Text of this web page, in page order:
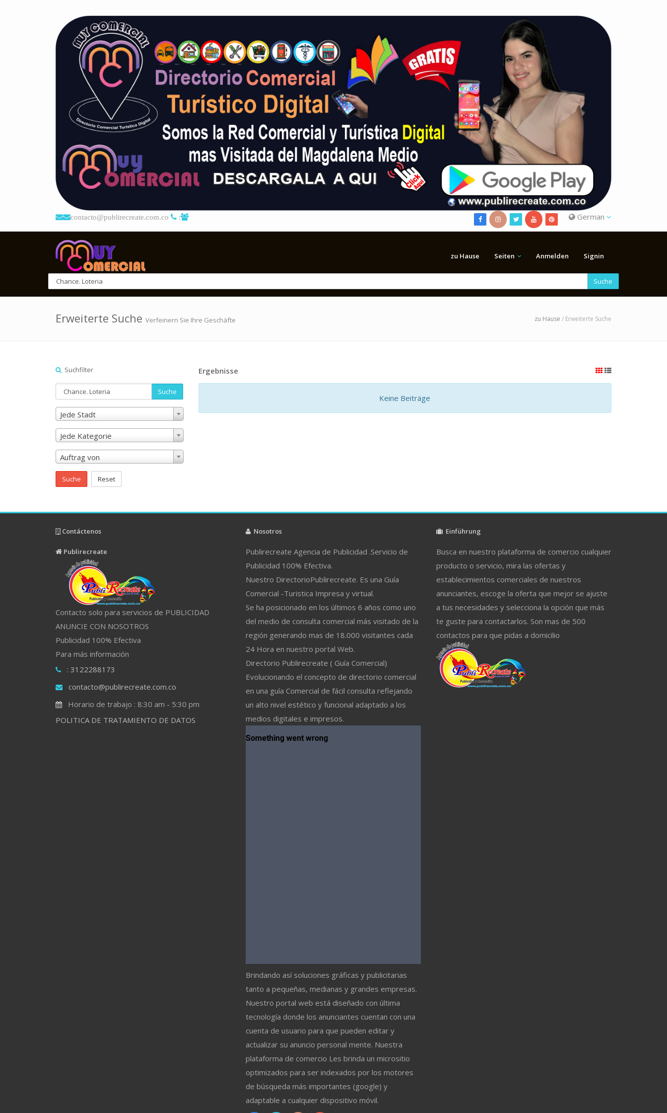
contacto@publirecreate.com.co : German
zu Hause Seiten Anmelden Signin
Suche
Erweiterte Suche Verfeinern Sie Ihre Geschäfte zu Hause / Erweiterte Suche
Suchfilter
Suche
Jede Stadt
Jede Kategorie
Auftrag von
Suche Reset
Ergebnisse
Keine Beiträge
Contáctenos
Publirecreate
Contacto solo para servicios de PUBLICIDAD
ANUNCIE CON NOSOTROS
Publicidad 100% Efectiva
Para más información
: 3122288173
contacto@publirecreate.com.co
Horario de trabajo : 8:30 am - 5:30 pm
POLITICA DE TRATAMIENTO DE DATOS
Nosotros
Publirecreate Agencia de Publicidad .Servicio de
Publicidad 100% Efectiva.
Nuestro DirectorioPublirecreate. Es una Guía
Comercial -Turistica Impresa y virtual.
Se ha posicionado en los últimos 6 años como uno
del medio de consulta comercial más visitado de la
región generando mas de 18.000 visitantes cada
24 Hora en nuestro portal Web.
Directorio Publirecreate ( Guía Comercial)
Evolucionando el concepto de directorio comercial
en una guía Comercial de fácil consulta reflejando
un alto nivel estético y funcional adaptado a los
medios digitales e impresos.
Brindando así soluciones gráficas y publicitarias
tanto a pequeñas, medianas y grandes empresas.
Nuestro portal web está diseñado con última
tecnología donde los anunciantes cuentan con una
cuenta de usuario para que pueden editar y
actualizar su anuncio personal mente. Nuestra
plataforma de comercio Les brinda un micrositio
optimizados para ser indexados por los motores
de búsqueda más importantes (google) y
adaptable a cualquier dispositivo móvil.
Einführung
Busca en nuestro plataforma de comercio cualquier
producto o servicio, mira las ofertas y
establecimientos comerciales de nuestros
anunciantes, escoge la oferta que mejor se ajuste
a tus necesidades y selecciona la opción que más
te guste para contactarlos. Son mas de 500
contactos para que pidas a domicilio